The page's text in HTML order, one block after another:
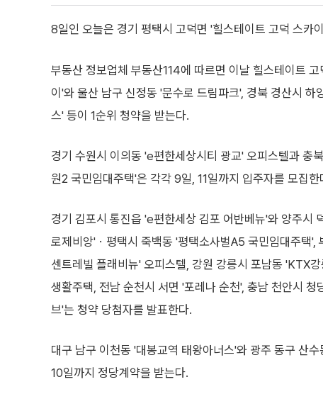
8일인 오늘은 경기 평택시 고덕면 '힐스테이트 고덕 스카
부동산 정보업체 부동산114에 따르면 이날 힐스테이트
이'와 울산 남구 신정동 '문수로 드림파크', 경북 경산시
스' 등이 1순위 청약을 받는다.
경기 수원시 이의동 'e편한세상시티 광교' 오피스텔과 충
원2 국민임대주택'은 각각 9일, 11일까지 입주자를 모집한
경기 김포시 통진읍 'e편한세상 김포 어반베뉴'와 양주시
로제비앙'ㆍ평택시 죽백동 '평택소사벌A5 국민임대주택',
센트레빌 플래비뉴' 오피스텔, 강원 강릉시 포남동 'KTX
생활주택, 전남 순천시 서면 '포레나 순천', 충남 천안시 청
브'는 청약 당첨자를 발표한다.
대구 남구 이천동 '대봉교역 태왕아너스'와 광주 동구 산
10일까지 정당계약을 받는다.